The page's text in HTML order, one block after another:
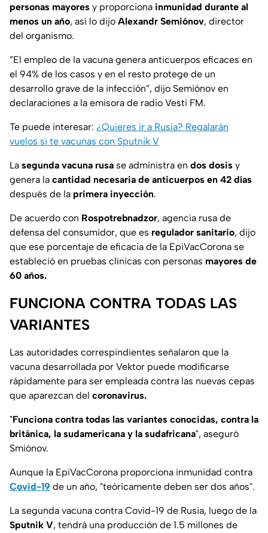
personas mayores y proporciona inmunidad durante al
menos un año, así lo dijo Alexandr Semiónov, director
del organismo.
”El empleo de la vacuna genera anticuerpos eficaces en
el 94% de los casos y en el resto protege de un
desarrollo grave de la infección”, dijo Semiónov en
declaraciones a la emisora de radio Vesti FM.
Te puede interesar: ¿Quieres ir a Rusia? Regalarán
vuelos si te vacunas con Sputnik V
La segunda vacuna rusa se administra en dos dosis y
genera la cantidad necesaria de anticuerpos en 42 días
después de la primera inyección.
De acuerdo con Rospotrebnadzor, agencia rusa de
defensa del consumidor, que es regulador sanitario, dijo
que ese porcentaje de eficacia de la EpiVacCorona se
estableció en pruebas clínicas con personas mayores de
60 años.
FUNCIONA CONTRA TODAS LAS
VARIANTES
Las autoridades correspindientes señalaron que la
vacuna desarrollada por Vektor puede modificarse
rápidamente para ser empleada contra las nuevas cepas
que aparezcan del coronavirus.
"Funciona contra todas las variantes conocidas, contra la
británica, la sudamericana y la sudafricana", aseguró
Smiónov.
Aunque la EpiVacCorona proporciona inmunidad contra
Covid-19 de un año, "teóricamente deben ser dos años".
La segunda vacuna contra Covid-19 de Rusia, luego de la
Sputnik V, tendrá una producción de 1.5 millones de